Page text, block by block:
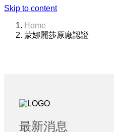
Skip to content
Home
蒙娜麗莎原廠認證
最新消息